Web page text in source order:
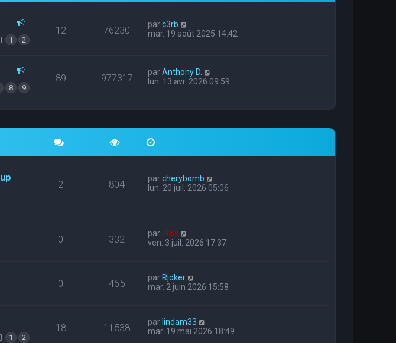
1 2
12 76230 parc3rb
mar. 19 août 2025 14:42
8 9
89 977317 parAnthony D.
lun. 13 avr. 2026 09:59
2 804 parcherybomb
lun. 20 juil. 2026 05:06
0 332 par Flox
ven. 3 juil. 2026 17:37
0 465 par Rjoker
mar. 2 juin 2026 15:58
1 2
18 11538 par lindam33
mar. 19 mai 2026 18:49